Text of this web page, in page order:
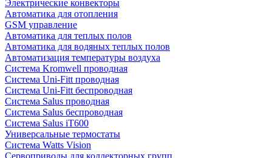
Электрические конвекторы
Автоматика для отопления
GSM управление
Автоматика для теплых полов
Автоматика для водяных теплых полов
Автоматизация температуры воздуха
Система Kromwell проводная
Система Uni-Fitt проводная
Система Uni-Fitt беспроводная
Система Salus проводная
Система Salus беспроводная
Система Salus iT600
Универсальные термостаты
Система Watts Vision
Сервоприводы для коллекторных групп